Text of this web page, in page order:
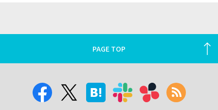
PAGE TOP